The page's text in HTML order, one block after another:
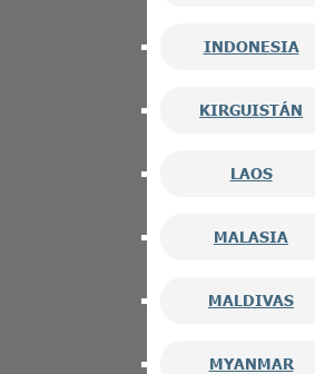
INDONESIA
KIRGUISTÁN
LAOS
MALASIA
MALDIVAS
MYANMAR